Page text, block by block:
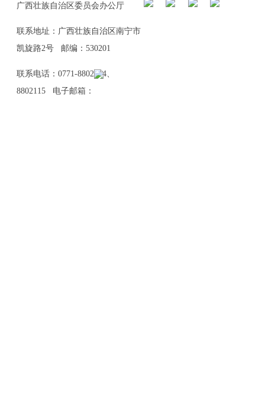
广西壮族自治区委员会办公厅
联系地址：广西壮族自治区南宁市
凯旋路2号 邮编：530201
联系电话：0771-8802114、
8802115 电子邮箱：